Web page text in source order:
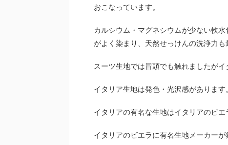
おこなっています。
カルシウム・マグネシウムが少ない軟
がよく染まり、天然せっけんの洗浄力も
スーツ生地では冒頭でも触れましたがイ
イタリア生地は発色・光沢感があります。
イタリアの有名な生地はイタリアのビエ
イタリアのビエラに有名生地メーカー